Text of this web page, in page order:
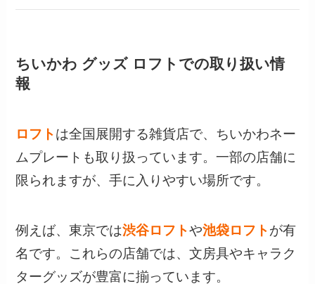
ちいかわ グッズ ロフトでの取り扱い情
報
ロフトは全国展開する雑貨店で、ちいかわネー
ムプレートも取り扱っています。一部の店舗に
限られますが、手に入りやすい場所です。
例えば、東京では渋谷ロフトや池袋ロフトが有
名です。これらの店舗では、文房具やキャラク
ターグッズが豊富に揃っています。